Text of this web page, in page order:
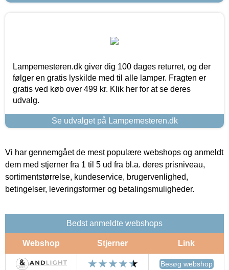
Lampemesteren.dk giver dig 100 dages returret, og der
følger en gratis lyskilde med til alle lamper. Fragten er
gratis ved køb over 499 kr. Klik her for at se deres
udvalg.
Se udvalget på Lampemesteren.dk
Vi har gennemgået de mest populære webshops og anmeldt
dem med stjerner fra 1 til 5 ud fra bl.a. deres prisniveau,
sortimentstørrelse, kundeservice, brugervenlighed,
betingelser, leveringsformer og betalingsmuligheder.
Bedst anmeldte webshops
Webshop Stjerner Link
Besøg webshop